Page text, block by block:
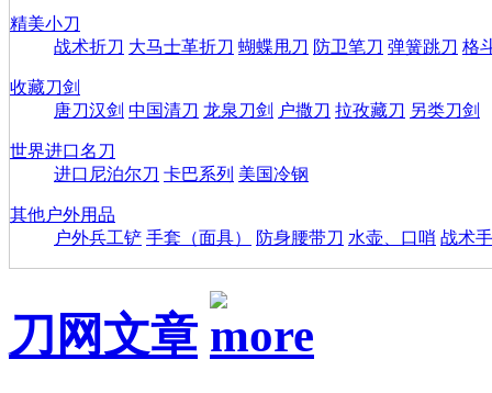
精美小刀
战术折刀 大马士革折刀 蝴蝶甩刀 防卫笔刀 弹簧跳刀 格
收藏刀剑
唐刀汉剑 中国清刀 龙泉刀剑 户撒刀 拉孜藏刀 另类刀剑
世界进口名刀
进口尼泊尔刀 卡巴系列 美国冷钢
其他户外用品
户外兵工铲 手套（面具） 防身腰带刀 水壶、口哨 战术
刀网文章